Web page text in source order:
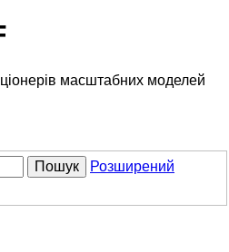
масштабних моделей
Пошук
Розширений